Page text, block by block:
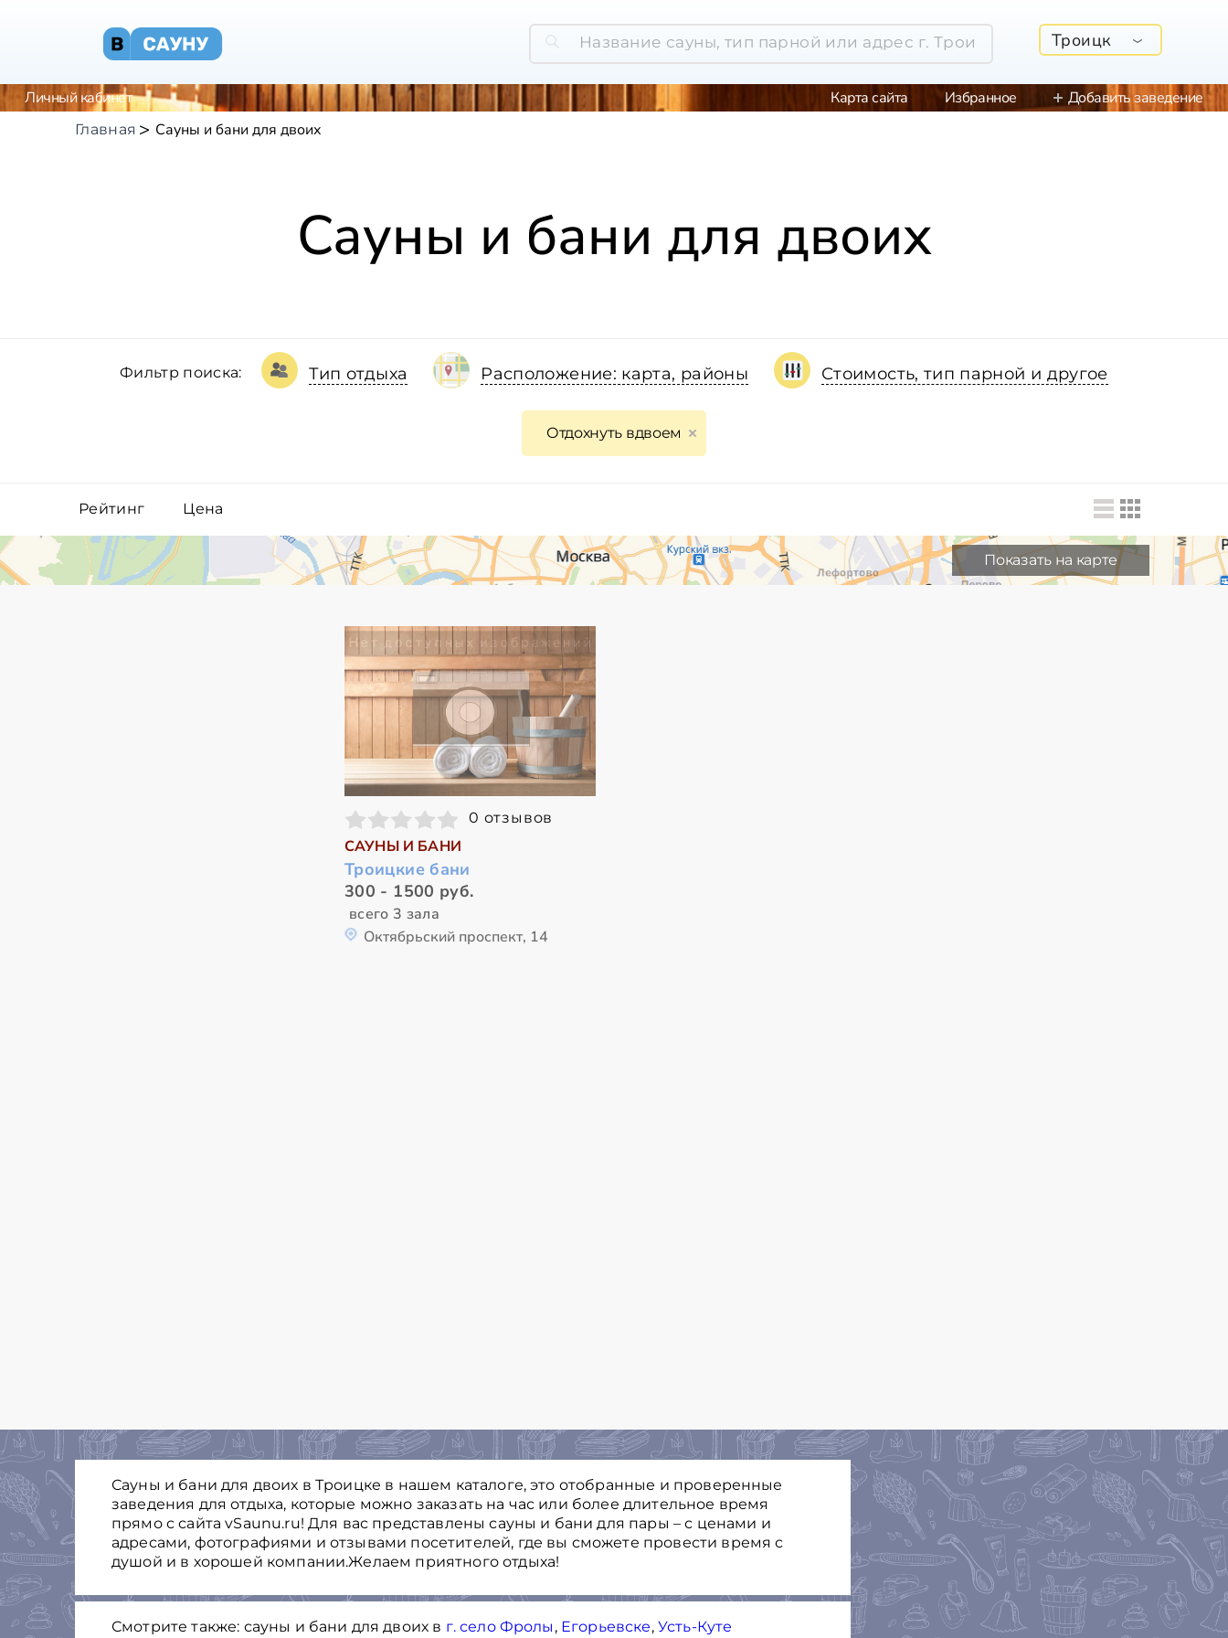
Троицк
Личный кабинет Карта сайта Избранное Добавить заведение
Главная Сауны и бани для двоих
Сауны и бани для двоих
Фильтр поиска: Тип отдыха Расположение: карта, районы Стоимость, тип парной и другое
Отдохнуть вдвоем
Рейтинг Цена
Показать на карте
0 отзывов
САУНЫ И БАНИ
Троицкие бани
300 - 1500 руб.
всего 3 зала
Октябрьский проспект, 14
Сауны и бани для двоих в Троицке в нашем каталоге, это отобранные и проверенные
заведения для отдыха, которые можно заказать на час или более длительное время
прямо с сайта vSaunu.ru! Для вас представлены сауны и бани для пары – с ценами и
адресами, фотографиями и отзывами посетителей, где вы сможете провести время с
душой и в хорошей компании.Желаем приятного отдыха!
Смотрите также: сауны и бани для двоих в г. село Фролы , Егорьевске, Усть-Куте